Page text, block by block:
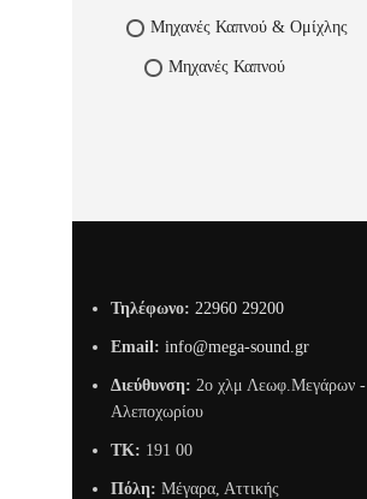
Μηχανές Καπνού & Ομίχλης
Μηχανές Καπνού
Τηλέφωνο: 22960 29200
Email: info@mega-sound.gr
Διεύθυνση: 2o χλμ Λεωφ.Μεγάρων -
Αλεποχωρίου
TK: 191 00
Πόλη: Μέγαρα, Αττικής